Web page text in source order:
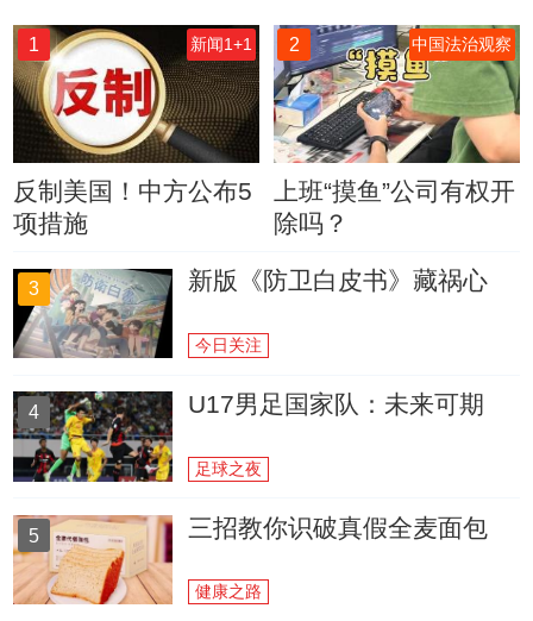
1 新闻1+1
反制美国！中方公布5
项措施
2 中国法治观察
上班“摸鱼”公司有权开
除吗？
3 新版《防卫白皮书》藏祸心
今日关注
4 U17男足国家队：未来可期
足球之夜
5 三招教你识破真假全麦面包
健康之路